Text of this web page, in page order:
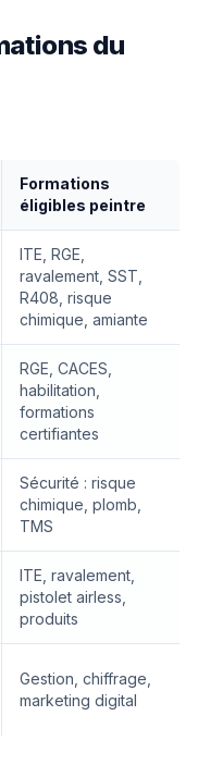
du
Formations
éligibles peintre
ITE, RGE,
ravalement, SST,
R408, risque
chimique, amiante
RGE, CACES,
habilitation,
formations
certifiantes
Sécurité : risque
chimique, plomb,
TMS
ITE, ravalement,
pistolet airless,
produits
Gestion, chiffrage,
marketing digital